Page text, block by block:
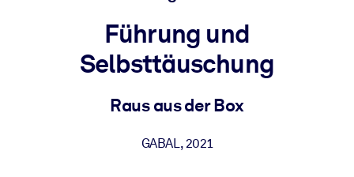
Bauen Sie eine gesunde und resiliente Belegschaft auf.
Führung und
Selbsttäuschung
Raus aus der Box
GABAL,2021